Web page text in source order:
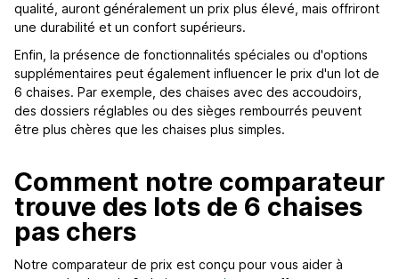
qualité, auront généralement un prix plus élevé, mais offriront
une durabilité et un confort supérieurs.
Enfin, la présence de fonctionnalités spéciales ou d'options
supplémentaires peut également influencer le prix d'un lot de
6 chaises. Par exemple, des chaises avec des accoudoirs,
des dossiers réglables ou des sièges rembourrés peuvent
être plus chères que les chaises plus simples.
Comment notre comparateur
trouve des lots de 6 chaises
pas chers
Notre comparateur de prix est conçu pour vous aider à